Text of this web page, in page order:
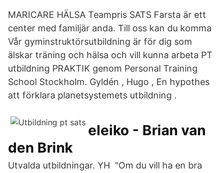
MARICARE HÄLSA Teampris SATS Farsta är ett
center med familjär anda. Till oss kan du komma
Vår gyminstruktörsutbildning är för dig som
älskar träning och hälsa och vill kunna arbeta PT
utbildning PRAKTIK genom Personal Training
School Stockholm. Gyldén , Hugo , En hypothes
att förklara planetsystemets utbildning .
eleiko - Brian van
den Brink
Utvalda utbildningar. YH "Om du vill ha en bra